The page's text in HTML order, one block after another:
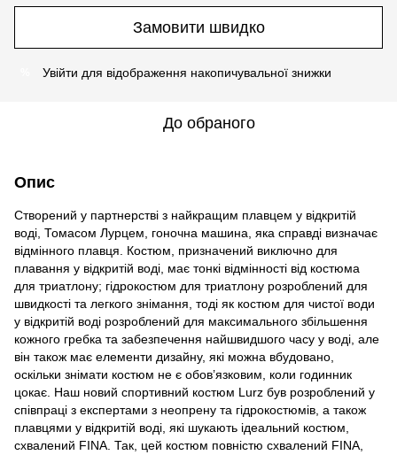
Замовити швидко
Увійти для відображення накопичувальної знижки
До обраного
Опис
Створений у партнерстві з найкращим плавцем у відкритій
воді, Томасом Лурцем, гоночна машина, яка справді визначає
відмінного плавця. Костюм, призначений виключно для
плавання у відкритій воді, має тонкі відмінності від костюма
для триатлону; гідрокостюм для триатлону розроблений для
швидкості та легкого знімання, тоді як костюм для чистої води
у відкритій воді розроблений для максимального збільшення
кожного гребка та забезпечення найшвидшого часу у воді, але
він також має елементи дизайну, які можна вбудовано,
оскільки знімати костюм не є обов’язковим, коли годинник
цокає. Наш новий спортивний костюм Lurz був розроблений у
співпраці з експертами з неопрену та гідрокостюмів, а також
плавцями у відкритій воді, які шукають ідеальний костюм,
схвалений FINA. Так, цей костюм повністю схвалений FINA,